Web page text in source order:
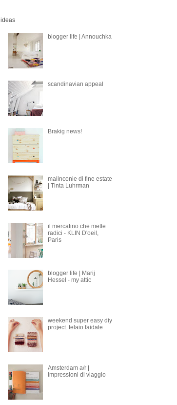
ideas
blogger life | Annouchka
scandinavian appeal
Brakig news!
malinconie di fine estate
| Tinta Luhrman
il mercatino che mette
radici - KLIN D'oeil,
Paris
blogger life | Marij
Hessel - my attic
weekend super easy diy
project. telaio faidate
Amsterdam a/r |
impressioni di viaggio